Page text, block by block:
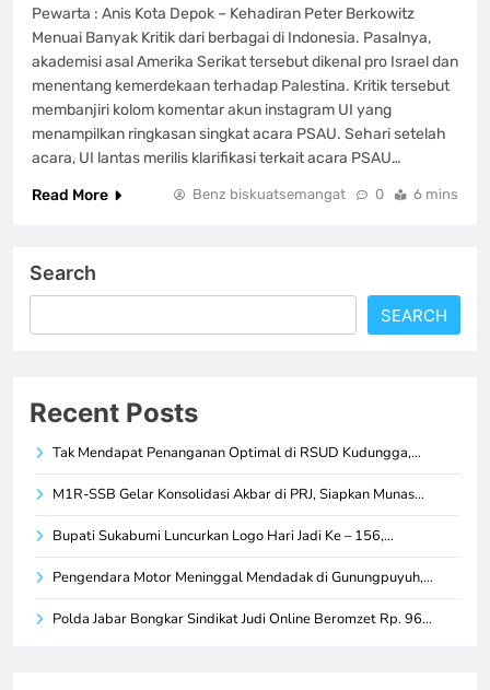
Pewarta : Anis Kota Depok – Kehadiran Peter Berkowitz
Menuai Banyak Kritik dari berbagai di Indonesia. Pasalnya,
akademisi asal Amerika Serikat tersebut dikenal pro Israel dan
menentang kemerdekaan terhadap Palestina. Kritik tersebut
membanjiri kolom komentar akun instagram UI yang
menampilkan ringkasan singkat acara PSAU. Sehari setelah
acara, UI lantas merilis klarifikasi terkait acara PSAU…
Read More
Benz biskuatsemangat 0 6 mins
Search
SEARCH
Recent Posts
Tak Mendapat Penanganan Optimal di RSUD Kudungga,…
M1R-SSB Gelar Konsolidasi Akbar di PRJ, Siapkan Munas…
Bupati Sukabumi Luncurkan Logo Hari Jadi Ke – 156,…
Pengendara Motor Meninggal Mendadak di Gunungpuyuh,…
Polda Jabar Bongkar Sindikat Judi Online Beromzet Rp. 96…